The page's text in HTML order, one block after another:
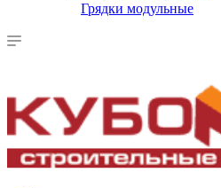
Грядки модульные